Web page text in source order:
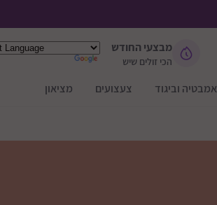
אמבטיה וביגוד צעצועים מציאון
מבצעי החודש
הכי זולים שיש